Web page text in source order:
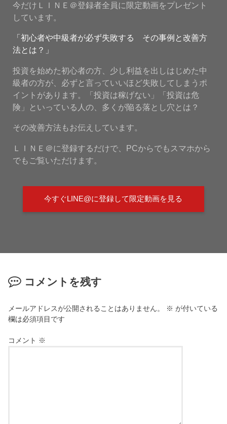
今だけＬＩＮＥ＠登録者全員に限定動画をプレゼント
しています。
「初心者や中級者が必ず失敗する その事例と改善方
法とは？」
投資を始めた初心者の方、少し利益を出しはじめた中
級者の方が、必ずと言っていいほど失敗してしまうポ
イントがあります。「投資は稼げない」「投資は危
険」といっている人の、多くが陥る落とし穴とは？
その改善方法もお伝えしています。
ＬＩＮＥ＠に登録するだけで、PCからでもスマホから
でもご覧いただけます。
今すぐLINE@に登録して限定動画を見る
コメントを残す
メールアドレスが公開されることはありません。 ※ が付いている
欄は必須項目です
コメント ※